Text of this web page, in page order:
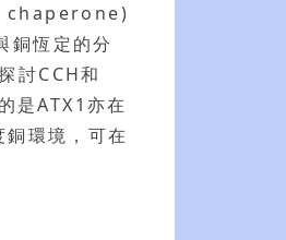
chaperone)
銅恆定的分
討CCH和
是ATX1亦在
環境，可在